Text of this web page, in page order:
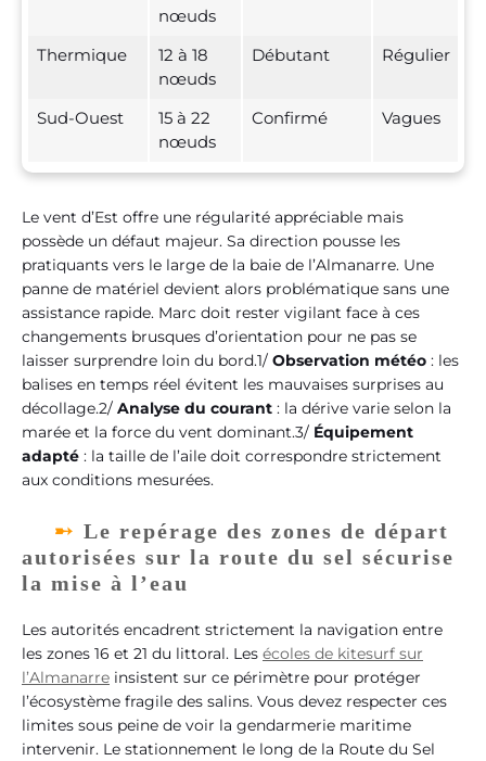
nœuds
Thermique
12 à 18
nœuds
Débutant Régulier
Sud-Ouest
15 à 22
nœuds
Confirmé Vagues
Le vent d’Est offre une régularité appréciable mais
possède un défaut majeur. Sa direction pousse les
pratiquants vers le large de la baie de l’Almanarre. Une
panne de matériel devient alors problématique sans une
assistance rapide. Marc doit rester vigilant face à ces
changements brusques d’orientation pour ne pas se
laisser surprendre loin du bord.1/ Observation météo : les
balises en temps réel évitent les mauvaises surprises au
décollage.2/ Analyse du courant : la dérive varie selon la
marée et la force du vent dominant.3/ Équipement
adapté : la taille de l’aile doit correspondre strictement
aux conditions mesurées.
Le repérage des zones de départ
autorisées sur la route du sel sécurise
la mise à l’eau
Les autorités encadrent strictement la navigation entre
les zones 16 et 21 du littoral. Les écoles de kitesurf sur
l’Almanarre insistent sur ce périmètre pour protéger
l’écosystème fragile des salins. Vous devez respecter ces
limites sous peine de voir la gendarmerie maritime
intervenir. Le stationnement le long de la Route du Sel